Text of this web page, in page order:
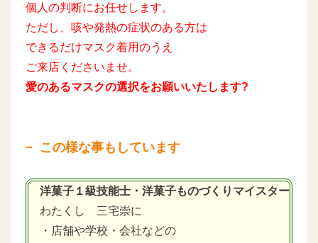
個人の判断にお任せします。
ただし、咳や発熱の症状のある方は
できるだけマスク着用のうえ
ご来店くださいませ。
愛のあるマスクの選択をお願いいたします?
この様な事もしています
洋菓子１級技能士・洋菓子ものづくりマイスター
わたくし 三宅崇に
・店舗や学校・会社などの